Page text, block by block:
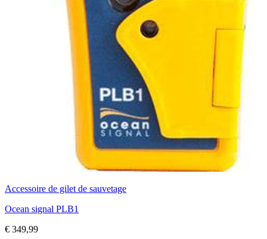
Accessoire de gilet de sauvetage
Ocean signal PLB1
€ 349,99